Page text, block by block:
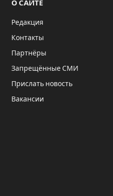
О САЙТЕ
Редакция
Контакты
Партнёры
Запрещённые СМИ
Прислать новость
Вакансии